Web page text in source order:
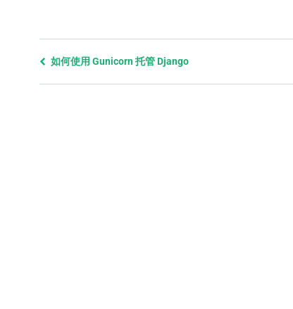
Previous
如何使用 Gunicorn 托管 Django